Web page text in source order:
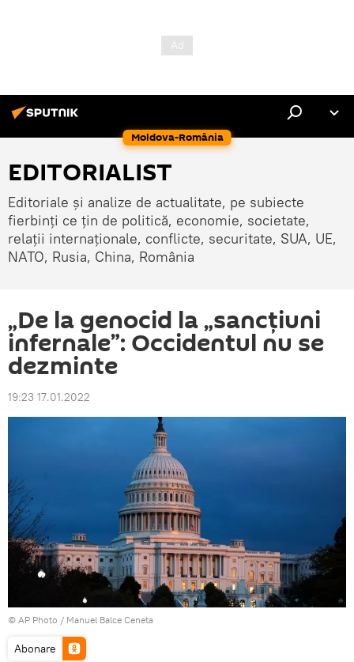
Moldova-România
EDITORIALIST
Editoriale și analize de actualitate, pe subiecte
fierbinți ce țin de politică, economie, societate,
relații internaționale, conflicte, securitate, SUA, UE,
NATO, Rusia, China, România
„De la genocid la „sancțiuni
infernale”: Occidentul nu se
dezminte
19:23 17.01.2022
© AP Photo / Manuel Balce Ceneta
Abonare